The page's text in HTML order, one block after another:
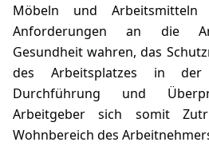
Möbeln und
Anforderungen an die
Gesundheit wahren, das
des Arbeitsplatzes in der
Durchführung und
Arbeitgeber sich somit
Wohnbereich des